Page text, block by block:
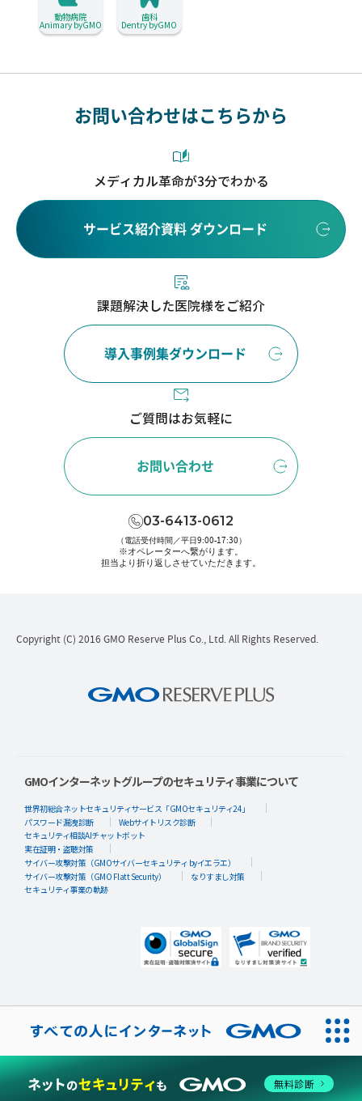
動物病院
Animary byGMO
歯科
Dentry byGMO
お問い合わせはこちらから
メディカル革命が3分でわかる
サービス紹介資料 ダウンロード
課題解決した医院様をご紹介
導入事例集ダウンロード
ご質問はお気軽に
お問い合わせ
03-6413-0612
（電話受付時間／平日9:00-17:30）
※オペレーターへ繋がります。
担当より折り返しさせていただきます。
Copyright (C) 2016 GMO Reserve Plus Co., Ltd. All Rights Reserved.
GMOインターネットグループのセキュリティ事業について
世界初総合ネットセキュリティサービス「GMOセキュリティ24」
パスワード漏洩診断
Webサイトリスク診断
セキュリティ相談AIチャットボット
実在証明・盗聴対策
サイバー攻撃対策（GMOサイバーセキュリティ byイエラエ）
サイバー攻撃対策（GMO Flatt Security）
なりすまし対策
セキュリティ事業の軌跡
無料診断